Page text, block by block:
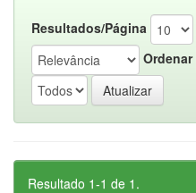
Resultados/Página
Ordenar
Resultado 1-1 de 1.